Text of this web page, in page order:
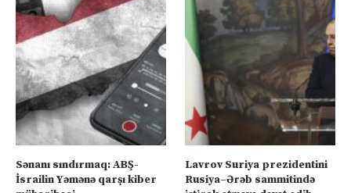
Sənanı sındırmaq: ABŞ-
İsrailin Yəmənə qarşı kiber
Lavrov Suriya prezidentini
Rusiya–Ərəb sammitində